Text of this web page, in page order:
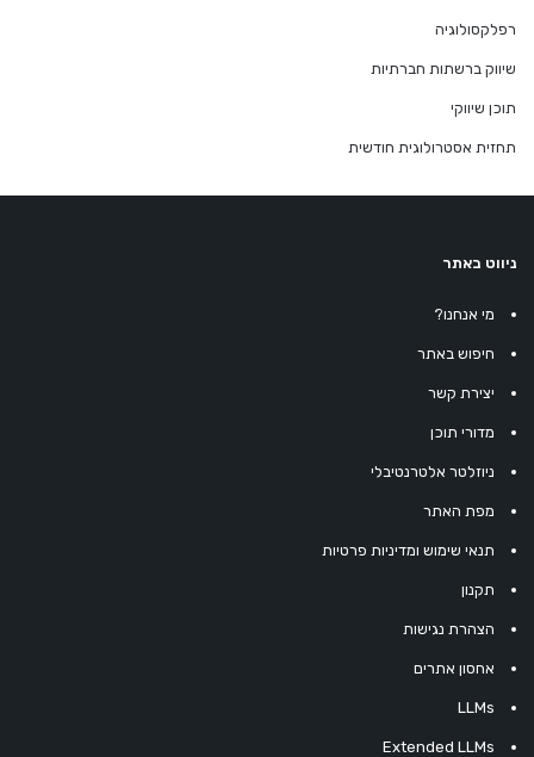
רפלקסולוגיה
שיווק ברשתות חברתיות
תוכן שיווקי
תחזית אסטרולוגית חודשית
ניווט באתר
מי אנחנו?
חיפוש באתר
יצירת קשר
מדורי תוכן
ניוזלטר אלטרנטיבלי
מפת האתר
תנאי שימוש ומדיניות פרטיות
תקנון
הצהרת נגישות
אחסון אתרים
LLMs
Extended LLMs